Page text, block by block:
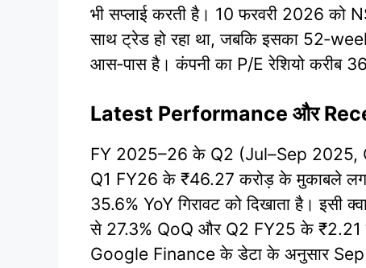
भी सप्लाई करती है। 10 फरवरी 2026 को
साथ ट्रेड हो रहा था, जबकि इसका
आस‑पास है। कंपनी का P/E रेशियो करीब
Latest Performance और
FY 2025–26 के Q2 (Jul–Sep 2025,
Q1 FY26 के ₹46.27 करोड़ के मुकाबले
35.6% YoY गिरावट को दिखाता है।
से 27.3% QoQ और Q2 FY25 के ₹2.21
Google Finance के डेटा के अनुसार Sep